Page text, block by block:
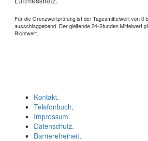
Für die Grenzwertprüfung ist der Tagesmittelwert von 0
ausschlaggebend. Der gleitende 24-Stunden Mittelwert
Richtwert.
Kontakt.
Telefonbuch.
Impressum.
Datenschutz.
Barrierefreiheit.